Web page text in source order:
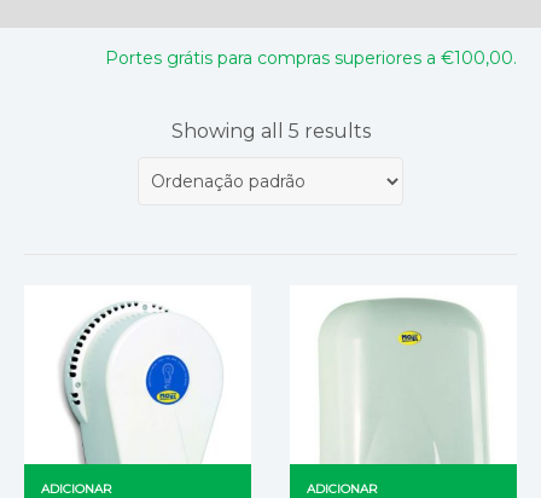
Portes grátis para compras superiores a €100,00.
Showing all 5 results
ADICIONAR ADICIONAR